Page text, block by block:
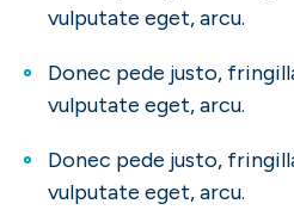
vulputate eget, arcu.
Donec pede justo,
vulputate eget, arcu.
Donec pede justo,
vulputate eget, arcu.